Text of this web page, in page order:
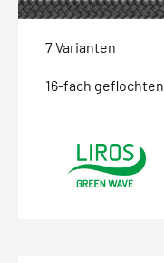
7 Varianten
16-fach geflochten